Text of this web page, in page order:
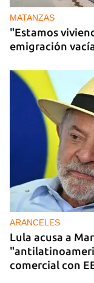
MATANZAS
"Estamos
emigración
ARANCELES
Lula acusa a
comercial con